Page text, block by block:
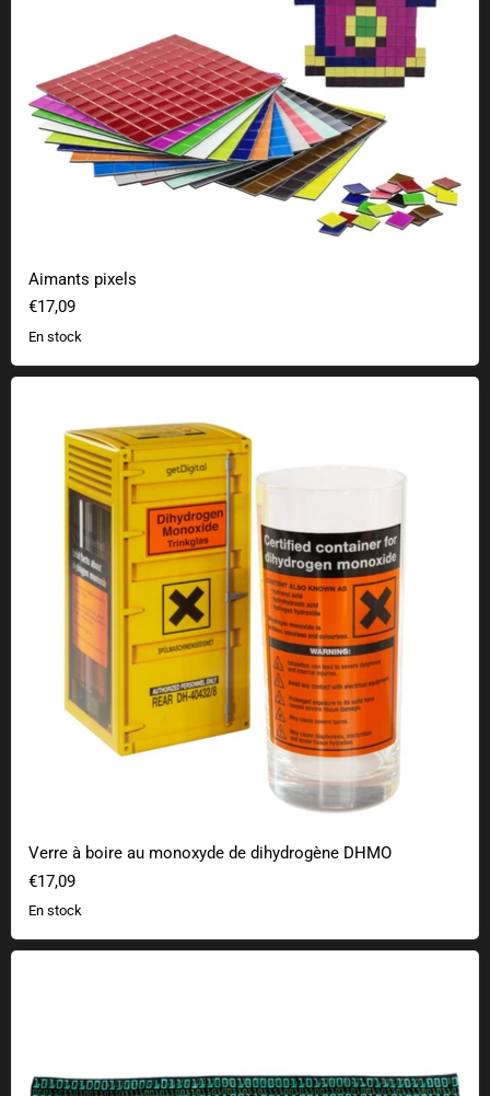
Aimants pixels
€17,09
En stock
Verre à boire au monoxyde de dihydrogène DHMO
€17,09
En stock